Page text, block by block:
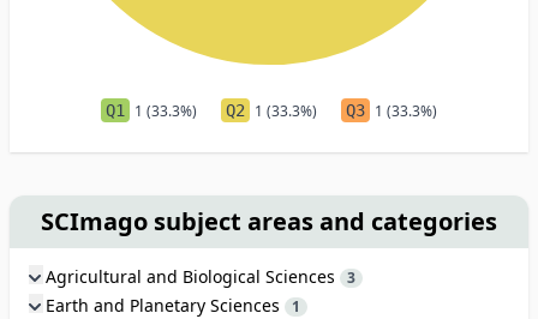
Q1 1 (33.3%) Q2 1 (33.3%) Q3 1 (33.3%)
SCImago subject areas and categories
Agricultural and Biological Sciences 3
Earth and Planetary Sciences 1